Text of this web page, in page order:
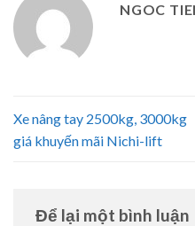
NGOC
Xe nâng tay 2500kg, 3000kg
giá khuyến mãi Nichi-lift
Để lại một bình luận